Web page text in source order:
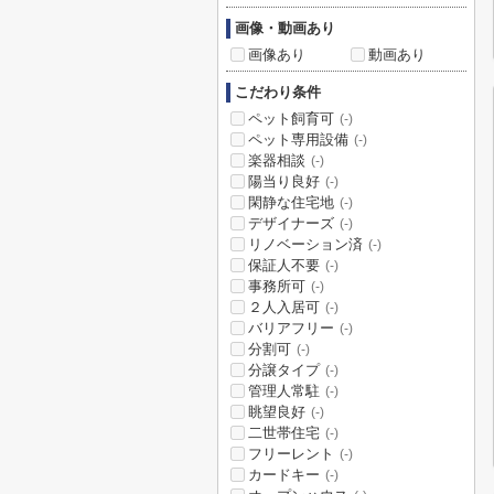
画像・動画あり
画像あり
動画あり
こだわり条件
ペット飼育可 (-)
ペット専用設備 (-)
楽器相談 (-)
陽当り良好 (-)
閑静な住宅地 (-)
デザイナーズ (-)
リノベーション済 (-)
保証人不要 (-)
事務所可 (-)
２人入居可 (-)
バリアフリー (-)
分割可 (-)
分譲タイプ (-)
管理人常駐 (-)
眺望良好 (-)
二世帯住宅 (-)
フリーレント (-)
カードキー (-)